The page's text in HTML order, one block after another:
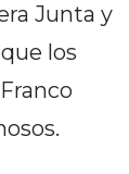
Junta y
los